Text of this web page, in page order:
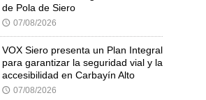
de Pola de Siero
🕔 07/08/2026
VOX Siero presenta un Plan Integral
para garantizar la seguridad vial y la
accesibilidad en Carbayín Alto
🕔 07/08/2026